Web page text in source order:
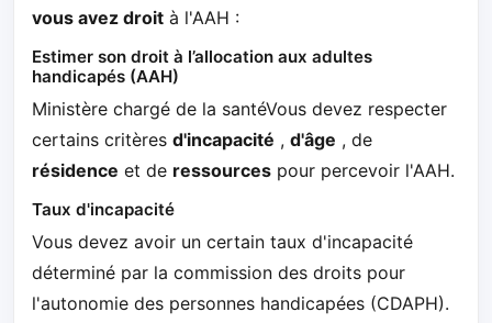
vous avez droit à l'AAH :
Estimer son droit à l’allocation aux adultes
handicapés (AAH)
Ministère chargé de la santéVous devez respecter
certains critères d'incapacité , d'âge , de
résidence et de ressources pour percevoir l'AAH.
Taux d'incapacité
Vous devez avoir un certain taux d'incapacité
déterminé par la commission des droits pour
l'autonomie des personnes handicapées (CDAPH).